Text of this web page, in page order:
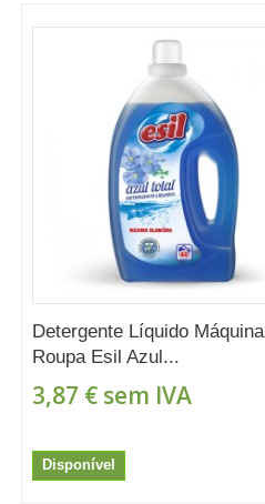
Detergente Líquido Máquina
Roupa Esil Azul...
3,87 € sem IVA
Disponível